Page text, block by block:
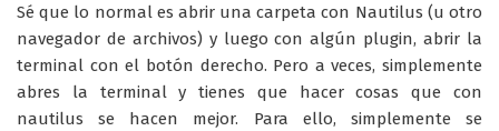
Sé que lo normal es abrir una carpeta con Nautilus (u otro
navegador de archivos) y luego con algún plugin, abrir la
terminal con el botón derecho. Pero a veces, simplemente
abres la terminal y tienes que hacer cosas que con
nautilus se hacen mejor. Para ello, simplemente se